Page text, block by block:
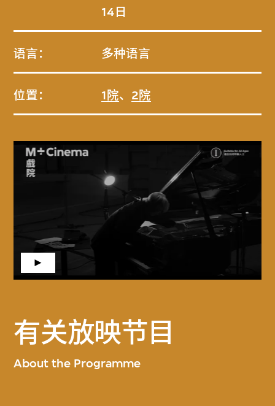
14日
语言： 多种语言
位置： 1院、 2院
有关放映节目
About the Programme